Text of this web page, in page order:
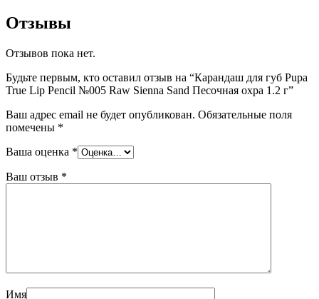
Отзывы
Отзывов пока нет.
Будьте первым, кто оставил отзыв на “Карандаш для губ Pupa
True Lip Pencil №005 Raw Sienna Sand Песочная охра 1.2 г”
Ваш адрес email не будет опубликован. Обязательные поля
помечены *
Ваша оценка *
Ваш отзыв *
Имя